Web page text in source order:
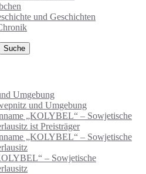
und Geschichten
Umgebung
und Umgebung
„KOLYBEL“ – Sowjetische
ist Preisträger
„KOLYBEL“ – Sowjetische
– Sowjetische